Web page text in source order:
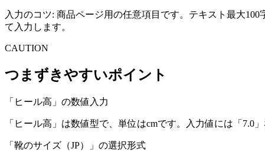
入力のコツ: 商品ページ用の任意項目です。テキスト最大
て入力します。
CAUTION
つまずきやすいポイント
「ヒール高」の数値入力
「ヒール高」は数値型で、単位はcmです。入力値には「7.0
「靴のサイズ（JP）」の選択形式